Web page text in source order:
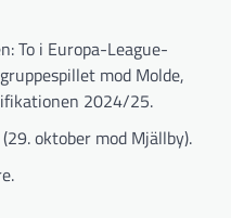
To i Europa-League-
mod Molde,
2024/25.
oktober mod Mjällby).